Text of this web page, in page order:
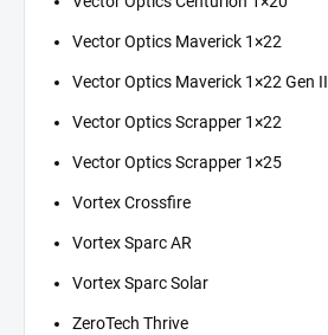
Vector Optics Maverick 1×22
Vector Optics Maverick 1×22 Gen II
Vector Optics Scrapper 1×22
Vector Optics Scrapper 1×25
Vortex Crossfire
Vortex Sparc AR
Vortex Sparc Solar
ZeroTech Thrive